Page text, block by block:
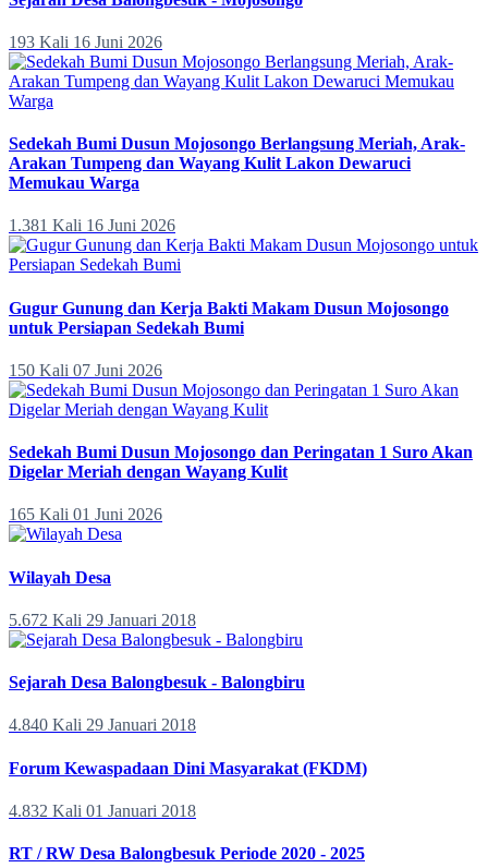
193 Kali 16 Juni 2026
Sedekah Bumi Dusun Mojosongo Berlangsung Meriah, Arak-
Arakan Tumpeng dan Wayang Kulit Lakon Dewaruci
Memukau Warga
1.381 Kali 16 Juni 2026
Gugur Gunung dan Kerja Bakti Makam Dusun Mojosongo
untuk Persiapan Sedekah Bumi
150 Kali 07 Juni 2026
Sedekah Bumi Dusun Mojosongo dan Peringatan 1 Suro Akan
Digelar Meriah dengan Wayang Kulit
165 Kali 01 Juni 2026
Wilayah Desa
5.672 Kali 29 Januari 2018
Sejarah Desa Balongbesuk - Balongbiru
4.840 Kali 29 Januari 2018
Forum Kewaspadaan Dini Masyarakat (FKDM)
4.832 Kali 01 Januari 2018
RT / RW Desa Balongbesuk Periode 2020 - 2025